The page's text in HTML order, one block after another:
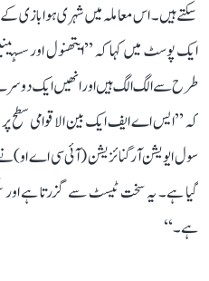
سکتے ہیں۔ اس معاملہ میں شہری ہوابازی
ایک پوسٹ میں کہا کہ ’’ایتھنول اور
طرح سے الگ الگ ہیں اور انھیں ایک دوسرے
کہ ’’ایس اے ایف ایک بین الاقوامی سطح پر
سول ایویشن آرگنائزیشن (آئی سی اے او) نے
گیا ہے۔ یہ سخت ٹیسٹ سے گزرتا ہے اور
ہے۔‘‘